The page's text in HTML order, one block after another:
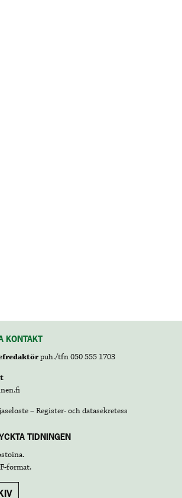
KONTAKT
puh./tfn 050 555 1703
– Register- och datasekretess
TIDNINGEN
.
format.